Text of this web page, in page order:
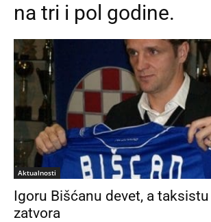
na tri i pol godine.
Aktualnosti
Igoru Bišćanu devet, a
zatvora